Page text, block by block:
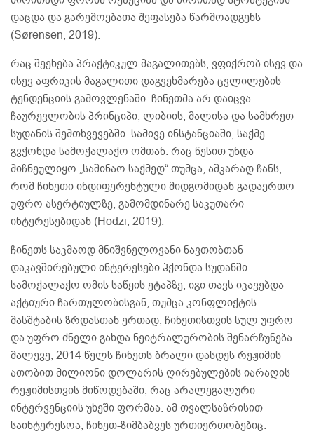
დაცდა და გარემოებათა შეფასება წარმოადგენს
(Sørensen, 2019).
რაც შეეხება პრაქტიკულ მაგალითებს, ვფიქრობ ისევ და
ისევ აფრიკის მაგალითი დაგვეხმარება ცვლილების
ტენდენციის გამოვლენაში. ჩინეთმა არ დაიცვა
ჩაურევლობის პრინციპი, ლიბიის, მალისა და სამხრეთ
სუდანის შემთხვევებში. სამივე ინსტანციაში, საქმე
გვქონდა სამოქალაქო ომთან. რაც წესით უნდა
მიჩნეულიყო „საშინაო საქმედ“ თუმცა, აშკარად ჩანს,
რომ ჩინეთი ინდიფერენტული მიდგომიდან გადაერთო
უფრო ასერტიულზე, გამომდინარე საკუთარი
ინტერესებიდან (Hodzi, 2019).
ჩინეთს საკმაოდ მნიშვნელოვანი ნავთობთან
დაკავშირებული ინტერესები ჰქონდა სუდანში.
სამოქალაქო ომის საწყის ეტაპზე, იგი თავს იკავებდა
აქტიური ჩართულობისგან, თუმცა კონფლიქტის
მასშტაბის ზრდასთან ერთად, ჩინეთისთვის სულ უფრო
და უფრო ძნელი გახდა ნეიტრალურობის შენარჩუნება.
მალევე, 2014 წელს ჩინეთს ბრალი დასდეს რეჟიმის
ათობით მილიონი დოლარის ღირებულების იარაღის
რეჟიმისთვის მიწოდებაში, რაც არალეგალური
ინტერვენციის უხეში ფორმაა. ამ თვალსაზრისით
საინტერესოა, ჩინეთ-ზიმბაბვეს ურთიერთობებიც.